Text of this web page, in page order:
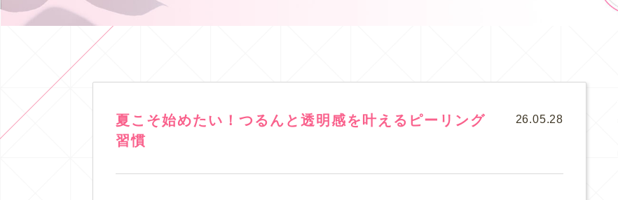
夏こそ始めたい！つるんと透明感を叶えるピーリング
習慣
26.05.28